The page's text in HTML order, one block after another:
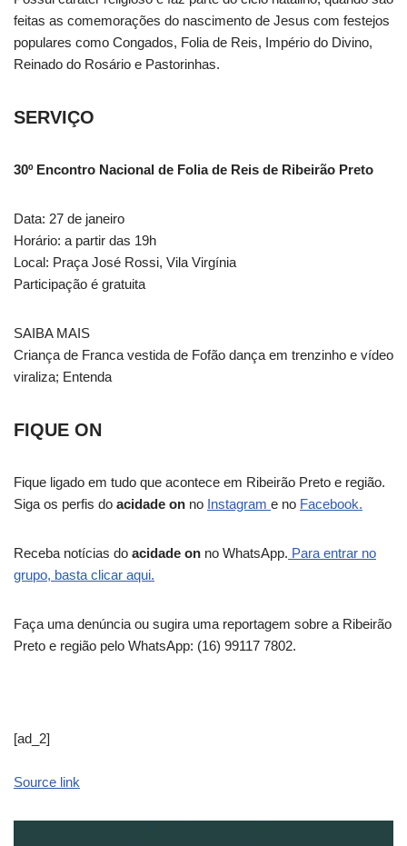
feitas as comemorações do nascimento de Jesus com festejos
populares como Congados, Folia de Reis, Império do Divino,
Reinado do Rosário e Pastorinhas.
SERVIÇO
30º Encontro Nacional de Folia de Reis de Ribeirão Preto
Data: 27 de janeiro
Horário: a partir das 19h
Local: Praça José Rossi, Vila Virgínia
Participação é gratuita
SAIBA MAIS
Criança de Franca vestida de Fofão dança em trenzinho e vídeo
viraliza; Entenda
FIQUE ON
Fique ligado em tudo que acontece em Ribeirão Preto e região.
Siga os perfis do acidade on no Instagram e no Facebook.
Receba notícias do acidade on no WhatsApp. Para entrar no
grupo, basta clicar aqui.
Faça uma denúncia ou sugira uma reportagem sobre a Ribeirão
Preto e região pelo WhatsApp: (16) 99117 7802.
[ad_2]
Source link